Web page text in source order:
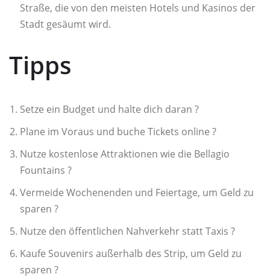
Straße, die von den meisten Hotels und Kasinos der
Stadt gesäumt wird.
Tipps
Setze ein Budget und halte dich daran ?
Plane im Voraus und buche Tickets online ?️
Nutze kostenlose Attraktionen wie die Bellagio
Fountains ?
Vermeide Wochenenden und Feiertage, um Geld zu
sparen ?
Nutze den öffentlichen Nahverkehr statt Taxis ?
Kaufe Souvenirs außerhalb des Strip, um Geld zu
sparen ?️